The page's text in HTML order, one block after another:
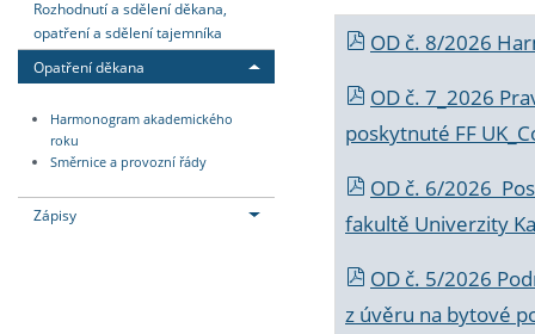
Rozhodnutí a sdělení děkana,
opatření a sdělení tajemníka
Opatření děkana
Harmonogram akademického
roku
Směrnice a provozní řády
Zápisy
OD č. 8/2026
OD č. 7_2026
poskytnuté FF
OD č. 6/2026
fakultě Univerzity
OD č. 5/2026
z úvěru na bytové